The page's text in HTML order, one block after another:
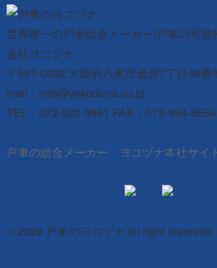
世界唯一の戸車総合メーカー|戸車の可
会社ヨコヅナ
〒581-0092 大阪府八尾市老原7丁目48番
mail：info@yokoduna.co.jp
TEL：072-923-3981 FAX：072-994-8554
戸車の総合メーカー ヨコヅナ本社サイ
© 2026 戸車のヨコヅナ all right reserved